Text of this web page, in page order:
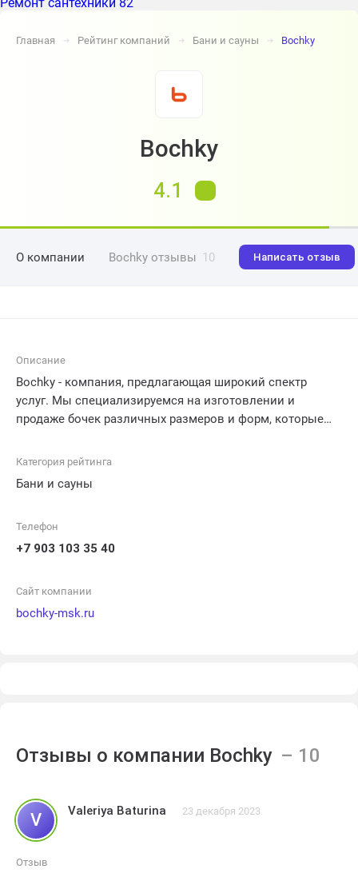
Главная ➔ Рейтинг компаний ➔ Бани и сауны ➔ Bochky
Bochky
4.1
О компании Bochky отзывы 10 Написать отзыв
Описание
Bochky - компания, предлагающая широкий спектр
услуг. Мы специализируемся на изготовлении и
продаже бочек различных размеров и форм, которые
различных жидкостей и материалов. Наша команда
продукции и оперативность выполнения заказов. Мы
клиентов, предлагая индивидуальные решения и
консультации в выборе наиболее подходящих бочек для
Категория рейтинга
Бани и сауны
Телефон
+7 903 103 35 40
Сайт компании
bochky-msk.ru
Отзывы о компании Bochky
V Valeriya Baturina 23 декабря 2023
Отзыв